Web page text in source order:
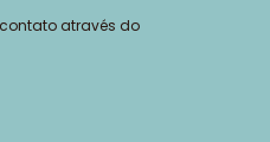
através do